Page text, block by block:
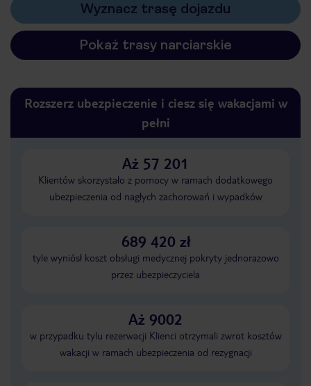
Wyznacz trasę dojazdu
Pokaż trasy narciarskie
Rozszerz ubezpieczenie i ciesz się wakacjami w
pełni
Aż 57 201
Klientów skorzystało z pomocy w ramach dodatkowego
ubezpieczenia od nagłych zachorowań i wypadków
689 420 zł
tyle wyniósł koszt obsługi medycznej pokryty jednorazowo
przez ubezpieczyciela
Aż 9002
w przypadku tylu rezerwacji Klienci otrzymali zwrot kosztów
wakacji w ramach ubezpieczenia od rezygnacji